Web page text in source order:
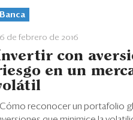
Banca
de febrero de 2016
con
en un
reconocer un portafolio